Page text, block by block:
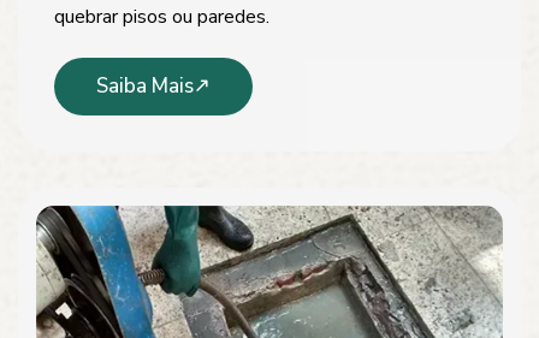
quebrar pisos ou paredes.
Saiba Mais